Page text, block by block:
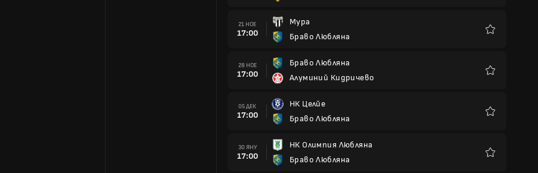
21 НОЕ
17:00
Мура
Браво Любляна
28 НОЕ
17:00
Браво Любляна
Алуминий Кидричево
05 ДЕК
17:00
НК Целйе
Браво Любляна
30 ЯНУ
17:00
НК Олимпия Любляна
Браво Любляна